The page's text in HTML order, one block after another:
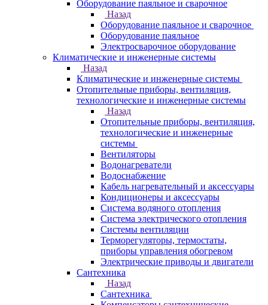
Оборудование паяльное и сварочное
Назад
Оборудование паяльное и сварочное
Оборудование паяльное
Электросварочное оборудование
Климатические и инженерные системы
Назад
Климатические и инженерные системы
Отопительные приборы, вентиляция,
технологические и инженерные системы
Назад
Отопительные приборы, вентиляция,
технологические и инженерные
системы
Вентиляторы
Водонагреватели
Водоснабжение
Кабель нагревательный и аксессуары
Кондиционеры и аксессуары
Система водяного отопления
Система электрического отопления
Системы вентиляции
Терморегуляторы, термостаты,
приборы управления обогревом
Электрические приводы и двигатели
Сантехника
Назад
Сантехника